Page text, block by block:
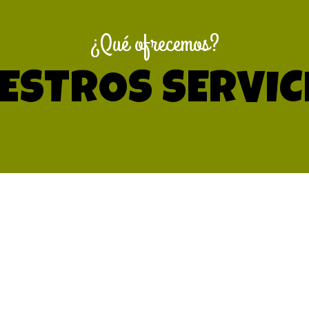
¿Qué ofrecemos?